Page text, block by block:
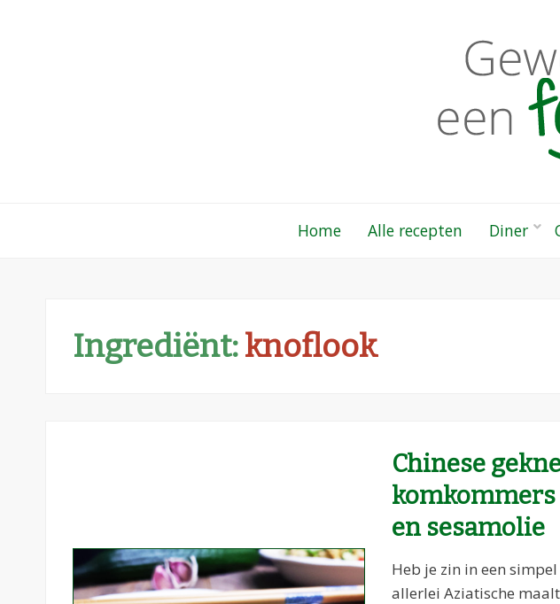
Home Alle recepten Diner
Ingrediënt:knoflook
Chinese
en sesamolie
Heb je zin in een
allerlei Aziatische